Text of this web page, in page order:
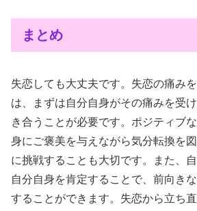
まとめ
失恋しても大丈夫です。失恋の痛み
は、まずは自分自身がその痛みを受
き合うことが必要です。ポジティブ
身にご褒美を与えながら気分転換を
に挑戦することも大切です。また、
自分自身を肯定することで、前向き
することができます。失恋から立ち